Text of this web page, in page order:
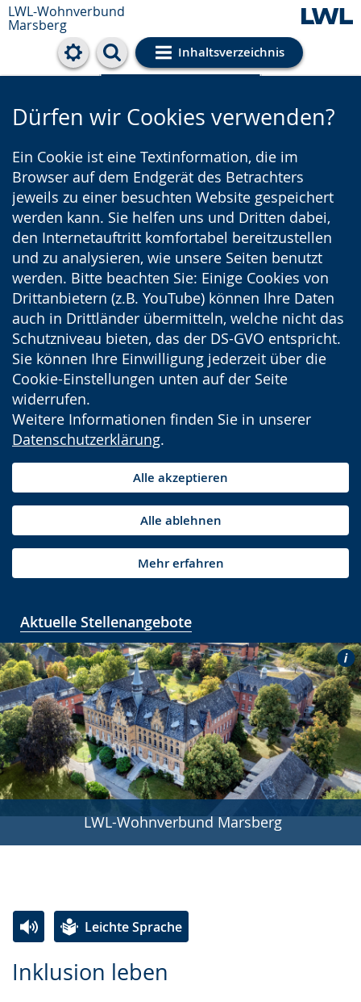
LWL-Wohnverbund
Marsberg
Inhaltsverzeichnis
Cookie-Einstellungen
Dürfen wir Cookies verwenden?
Ein Cookie ist eine Textinformation, die im
Browser auf dem Endgerät des Betrachters
jeweils zu einer besuchten Website gespeichert
werden kann. Sie helfen uns und Dritten dabei,
den Internetauftritt komfortabel bereitzustellen
und zu analysieren, wie unsere Seiten benutzt
werden. Bitte beachten Sie: Einige Cookies von
Drittanbietern (z.B. YouTube) können Ihre Daten
auch in Drittländer übermitteln, welche nicht das
Schutzniveau bieten, das der DS-GVO entspricht.
Sie können Ihre Einwilligung jederzeit über die
Cookie-Einstellungen unten auf der Seite
widerrufen.
Weitere Informationen finden Sie in unserer
Datenschutzerklärung.
Alle akzeptieren
Alle ablehnen
Mehr erfahren
Aktuelle Stellenangebote
LWL-Wohnverbund Marsberg
Inklusion leben
Leichte Sprache
Leichten
Audio-
Video